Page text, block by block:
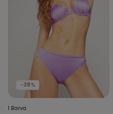
-38%
1 Barva